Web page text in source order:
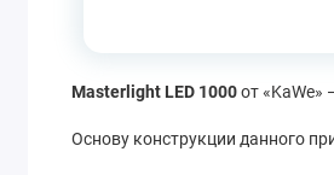
Masterlight LED 1000от
Основу конструкции данного